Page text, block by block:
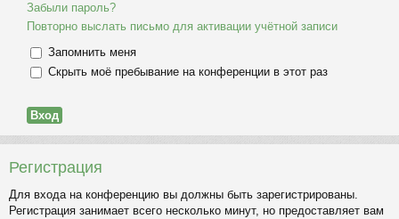
Забыли пароль?
Повторно выслать письмо для активации учётной записи
Запомнить меня
Скрыть моё пребывание на конференции в этот раз
Регистрация
Для входа на конференцию вы должны быть зарегистрированы.
Регистрация занимает всего несколько минут, но предоставляет вам